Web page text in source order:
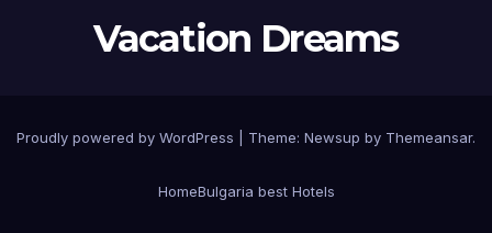
Vacation Dreams
Proudly powered by WordPress Theme: Newsup by Themeansar.
HomeBulgaria best Hotels